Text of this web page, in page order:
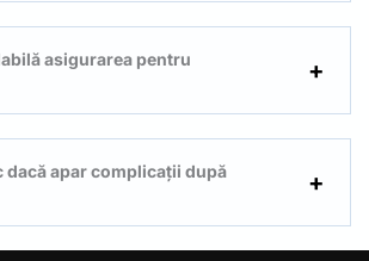
asigurarea pentru
dacă apar complicații după